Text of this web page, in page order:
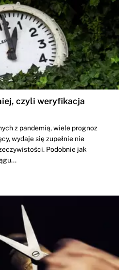
czyli weryfikacja
z pandemią, wiele prognoz
wydaje się zupełnie nie
Podobnie jak